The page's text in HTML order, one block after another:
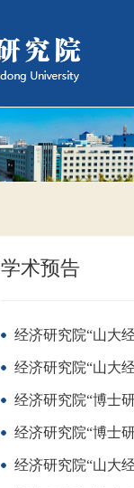
学术预告
经济研究院“山大
经济研究院“山大
经济研究院“博士
经济研究院“博士
经济研究院“山大